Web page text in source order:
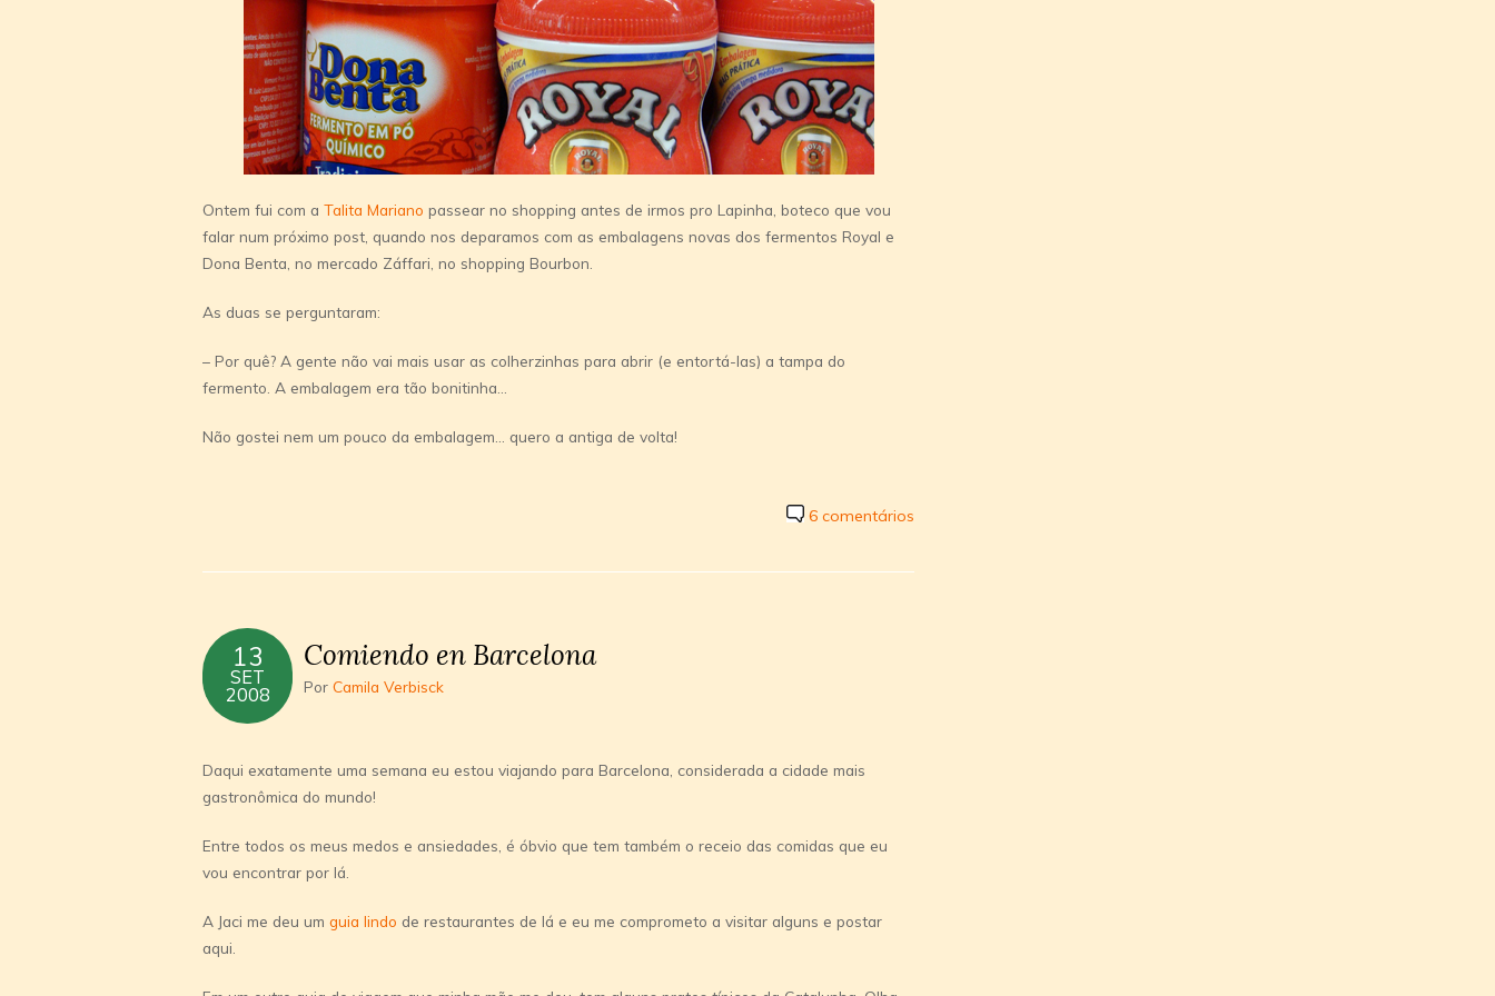
Ontem fui com a Talita Mariano passear no shopping antes de irmos pro Lapinha, boteco que vou
falar num próximo post, quando nos deparamos com as embalagens novas dos fermentos Royal e
Dona Benta, no mercado Záffari, no shopping Bourbon.
As duas se perguntaram:
– Por quê? A gente não vai mais usar as colherzinhas para abrir (e entortá-las) a tampa do
fermento. A embalagem era tão bonitinha…
Não gostei nem um pouco da embalagem… quero a antiga de volta!
6 comentários
13
SET
2008
Comiendo en Barcelona
Por Camila Verbisck
Daqui exatamente uma semana eu estou viajando para Barcelona, considerada a cidade mais
gastronômica do mundo!
Entre todos os meus medos e ansiedades, é óbvio que tem também o receio das comidas que eu
vou encontrar por lá.
A Jaci me deu um guia lindo de restaurantes de lá e eu me comprometo a visitar alguns e postar
aqui.